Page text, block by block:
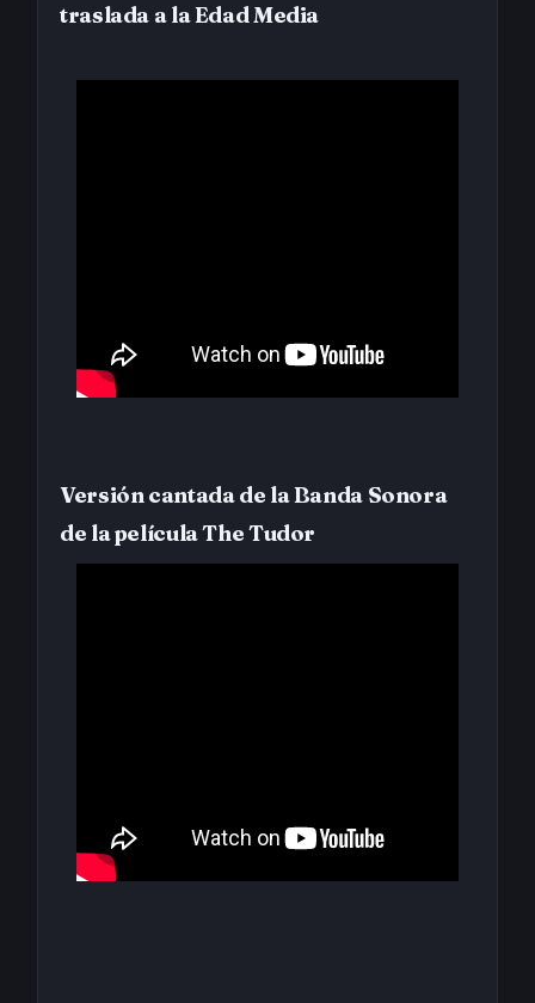
traslada a la Edad Media
Versión cantada de la Banda Sonora
de la película The Tudor